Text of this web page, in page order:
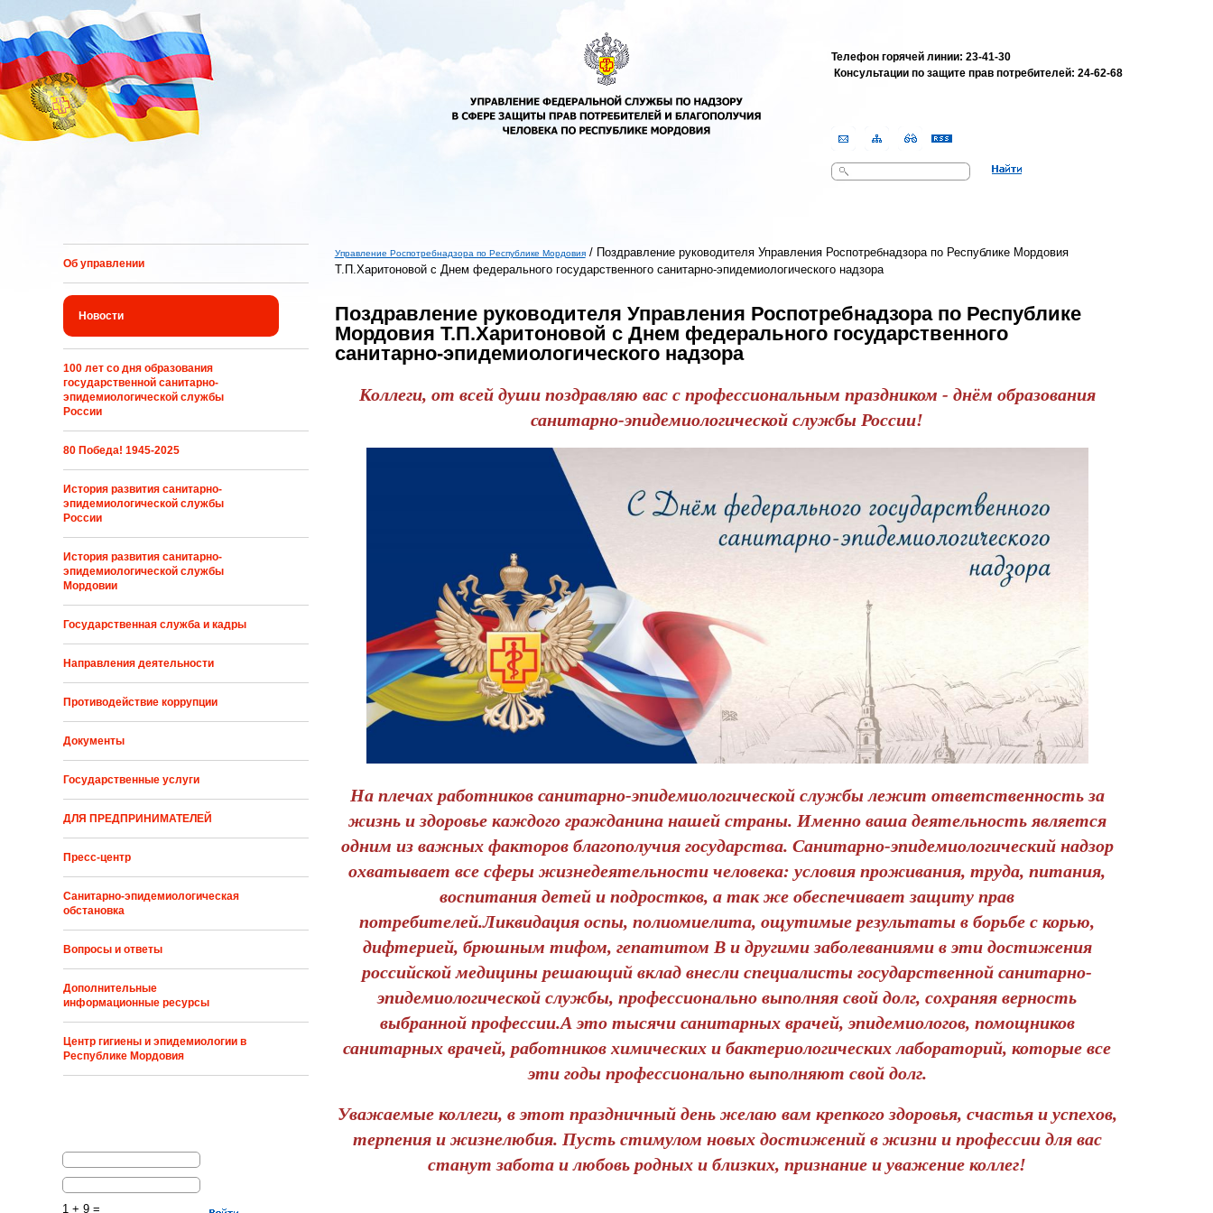
Перейти к основному содержанию
Телефон горячей линии: 23-41-30
Консультации по защите прав потребителей: 24-62-68
Форма поиска
Поиск
Об управлении
Новости
100 лет со дня образования
государственной санитарно-
эпидемиологической службы
России
80 Победа! 1945-2025
История развития санитарно-
эпидемиологической службы
России
История развития санитарно-
эпидемиологической службы
Мордовии
Государственная служба и кадры
Направления деятельности
Противодействие коррупции
Документы
Государственные услуги
ДЛЯ ПРЕДПРИНИМАТЕЛЕЙ
Пресс-центр
Санитарно-эпидемиологическая
обстановка
Вопросы и ответы
Дополнительные
информационные ресурсы
Центр гигиены и эпидемиологии в
Республике Мордовия
1 + 9 =
Вы здесь
Управление Роспотребнадзора по Республике Мордовия / Поздравление руководителя Управления Роспотребнадзора по Республике Мордовия
Т.П.Харитоновой с Днем федерального государственного санитарно-эпидемиологического надзора
Поздравление руководителя Управления Роспотребнадзора по Республике
Мордовия Т.П.Харитоновой с Днем федерального государственного
санитарно-эпидемиологического надзора
Коллеги, от всей души поздравляю вас с профессиональным праздником - днём образования
санитарно-эпидемиологической службы России!
На плечах работников санитарно-эпидемиологической службы лежит ответственность за
жизнь и здоровье каждого гражданина нашей страны. Именно ваша деятельность является
одним из важных факторов благополучия государства. Санитарно-эпидемиологический надзор
охватывает все сферы жизнедеятельности человека: условия проживания, труда, питания,
воспитания детей и подростков, а так же обеспечивает защиту прав
потребителей.Ликвидация оспы, полиомиелита, ощутимые результаты в борьбе с корью,
дифтерией, брюшным тифом, гепатитом В и другими заболеваниями в эти достижения
российской медицины решающий вклад внесли специалисты государственной санитарно-
эпидемиологической службы, профессионально выполняя свой долг, сохраняя верность
выбранной профессии.А это тысячи санитарных врачей, эпидемиологов, помощников
санитарных врачей, работников химических и бактериологических лабораторий, которые все
эти годы профессионально выполняют свой долг.
Уважаемые коллеги, в этот праздничный день желаю вам крепкого здоровья, счастья и успехов,
терпения и жизнелюбия. Пусть стимулом новых достижений в жизни и профессии для вас
станут забота и любовь родных и близких, признание и уважение коллег!